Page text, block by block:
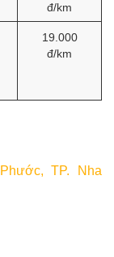
đ/km
19.000
đ/km
TP. Nha